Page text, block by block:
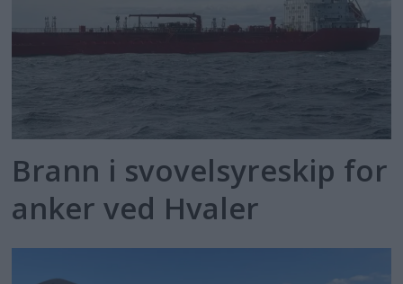
Brann i svovelsyreskip for
anker ved Hvaler